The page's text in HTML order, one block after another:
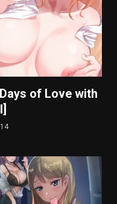
of Love with
14